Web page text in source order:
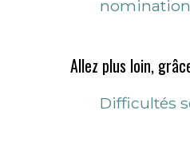
Allez plus loin,
Difficultés